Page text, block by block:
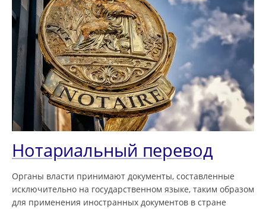
Нотариальный перевод
Органы власти принимают документы, составленные
исключительно на государственном языке, таким образом
для применения иностранных документов в стране